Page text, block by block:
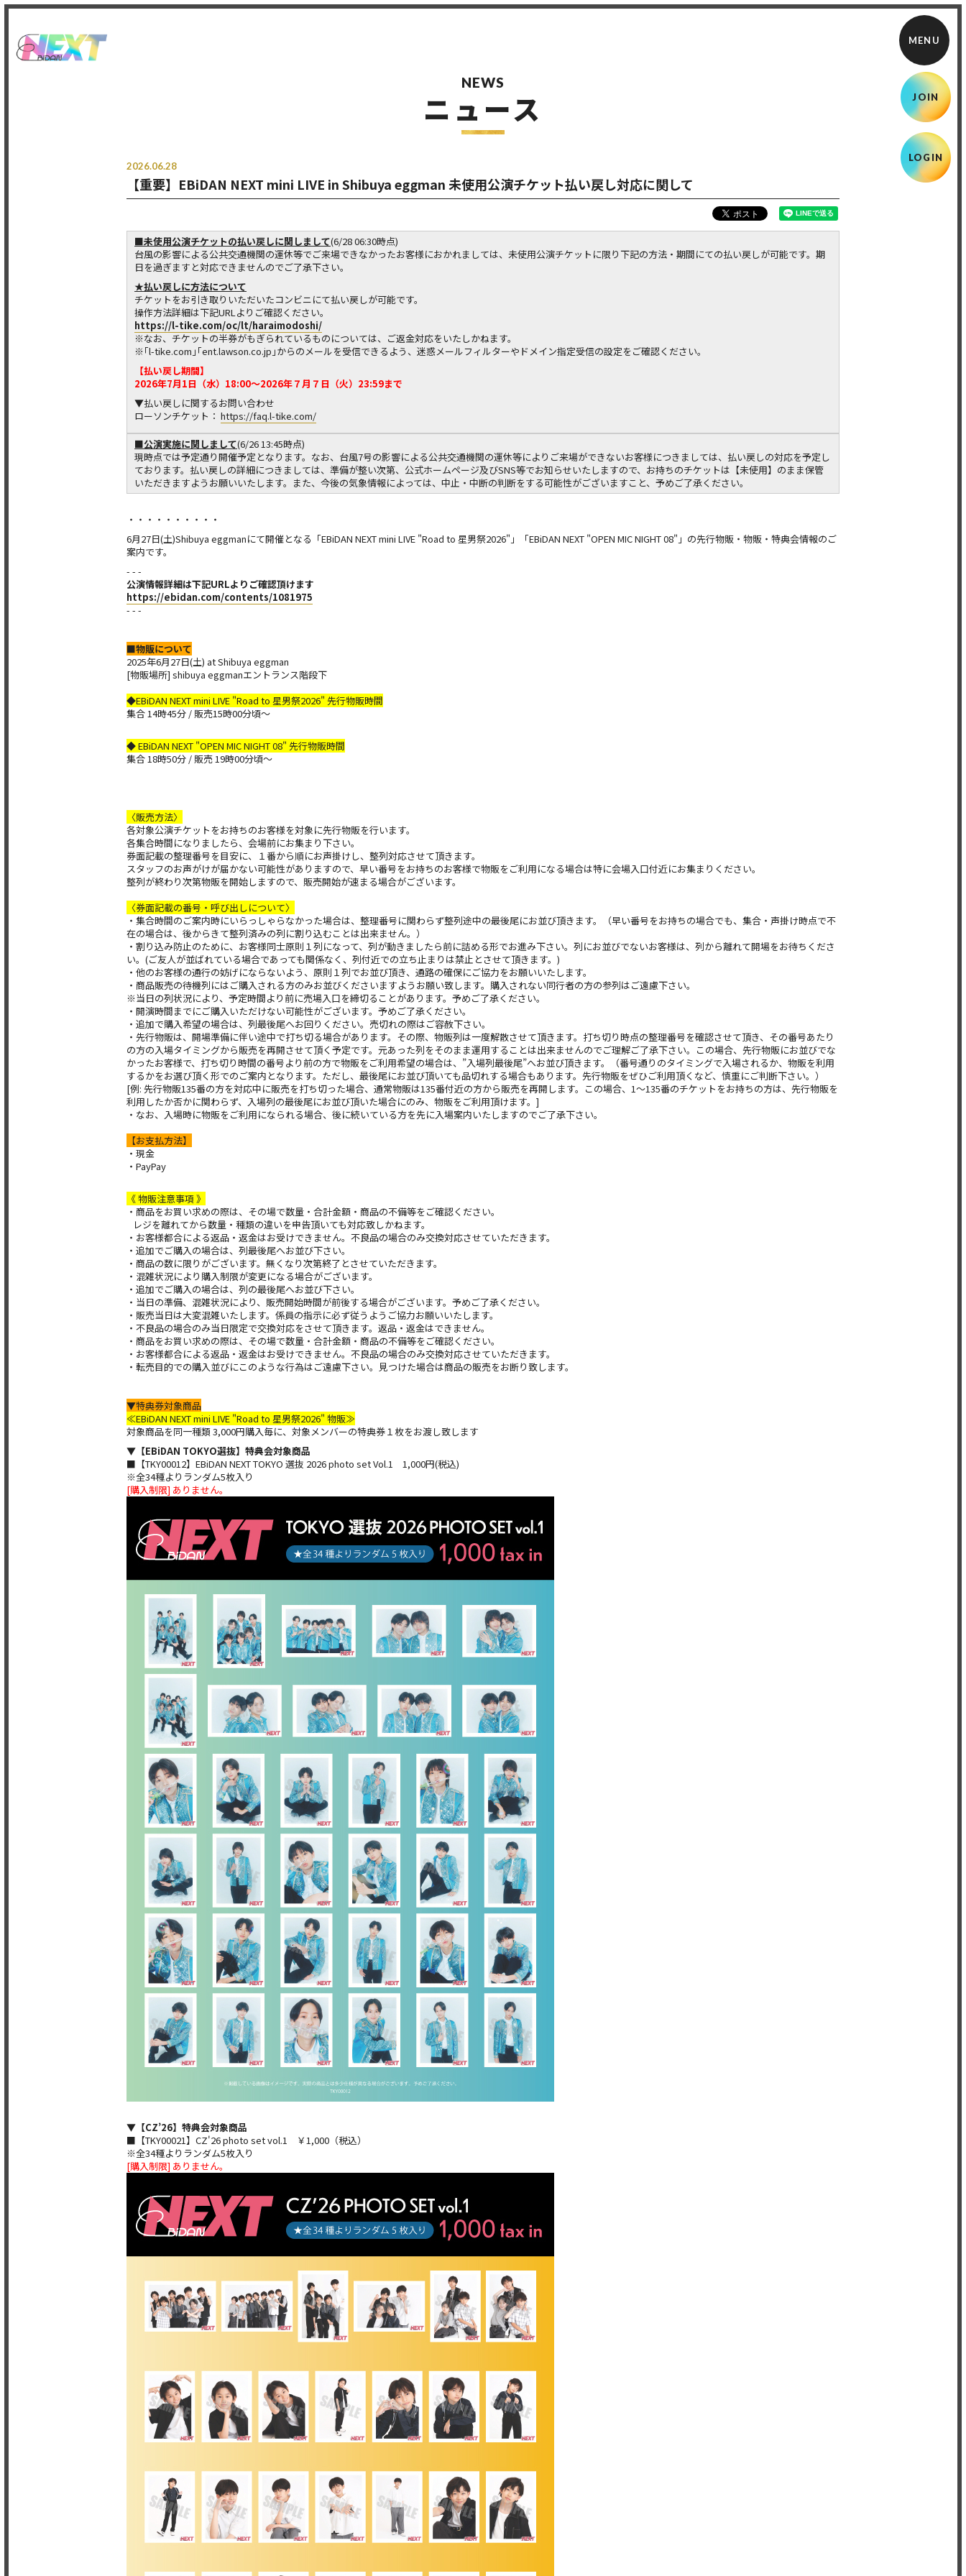
JOIN
LOGIN
NEWS
ニュース
2026.06.28
【重要】EBiDAN NEXT mini LIVE in Shibuya eggman 未使用公演チケット払い戻し対応に関して
■未使用公演チケットの払い戻しに関しまして(6/28 06:30時点)
台風の影響による公共交通機関の運休等でご来場できなかったお客様におかれましては、未使用公演チケットに限り下記の方法・期間にての払い戻しが可能です。期
日を過ぎますと対応できませんのでご了承下さい。
★払い戻しに方法について
チケットをお引き取りいただいたコンビニにて払い戻しが可能です。
操作方法詳細は下記URLよりご確認ください。
https://l-tike.com/oc/lt/haraimodoshi/
※なお、チケットの半券がもぎられているものについては、ご返金対応をいたしかねます。
※｢l-tike.com｣｢ent.lawson.co.jp｣からのメールを受信できるよう、迷惑メールフィルターやドメイン指定受信の設定をご確認ください。
【払い戻し期間】
2026年7月1日（水）18:00～2026年７月７日（火）23:59まで
▼払い戻しに関するお問い合わせ
ローソンチケット： https://faq.l-tike.com/
■公演実施に関しまして(6/26 13:45時点)
現時点では予定通り開催予定となります。なお、台風7号の影響による公共交通機関の運休等によりご来場ができないお客様につきましては、払い戻しの対応を予定し
ております。払い戻しの詳細につきましては、準備が整い次第、公式ホームページ及びSNS等でお知らせいたしますので、お持ちのチケットは【未使用】のまま保管
いただきますようお願いいたします。また、今後の気象情報によっては、中止・中断の判断をする可能性がございますこと、予めご了承ください。
・・・・・・・・・・
6月27日(土)Shibuya eggmanにて開催となる「EBiDAN NEXT mini LIVE "Road to 星男祭2026"」「EBiDAN NEXT "OPEN MIC NIGHT 08"」の先行物販・物販・特典会情報のご
案内です。
- - -
公演情報詳細は下記URLよりご確認頂けます
https://ebidan.com/contents/1081975
- - -
■物販について
2025年6月27日(土) at Shibuya eggman
[物販場所] shibuya eggmanエントランス階段下
◆EBiDAN NEXT mini LIVE "Road to 星男祭2026" 先行物販時間
集合 14時45分 / 販売15時00分頃～
◆ EBiDAN NEXT "OPEN MIC NIGHT 08" 先行物販時間
集合 18時50分 / 販売 19時00分頃～
〈販売⽅法〉
各対象公演チケットをお持ちのお客様を対象に先行物販を⾏います。
各集合時間になりましたら、会場前にお集まり下さい。
券⾯記載の整理番号を⽬安に、１番から順にお声掛けし、整列対応させて頂きます。
スタッフのお声がけが届かない可能性がありますので、早い番号をお持ちのお客様で物販をご利⽤になる場合は特に会場⼊⼝付近にお集まりください。
整列が終わり次第物販を開始しますので、販売開始が速まる場合がございます。
〈券⾯記載の番号・呼び出しについて〉
・集合時間のご案内時にいらっしゃらなかった場合は、整理番号に関わらず整列途中の最後尾にお並び頂きます。（早い番号をお持ちの場合でも、集合・声掛け時点で不
在の場合は、後からきて整列済みの列に割り込むことは出来ません。）
・割り込み防⽌のために、お客様同⼠原則１列になって、列が動きましたら前に詰める形でお進み下さい。列にお並びでないお客様は、列から離れて開場をお待ちくださ
い。(ご友⼈が並ばれている場合であっても関係なく、列付近での⽴ち⽌まりは禁⽌とさせて頂きます。)
・他のお客様の通⾏の妨げにならないよう、原則１列でお並び頂き、通路の確保にご協⼒をお願いいたします。
・商品販売の待機列にはご購⼊される⽅のみお並びくださいますようお願い致します。購⼊されない同⾏者の⽅の参列はご遠慮下さい。
※当⽇の列状況により、予定時間より前に売場⼊⼝を締切ることがあります。予めご了承ください。
・開演時間までにご購⼊いただけない可能性がございます。予めご了承ください。
・追加で購⼊希望の場合は、列最後尾へお回りください。売切れの際はご容赦下さい。
・先行物販は、開場準備に伴い途中で打ち切る場合があります。その際、物販列は一度解散させて頂きます。打ち切り時点の整理番号を確認させて頂き、その番号あたり
の方の入場タイミングから販売を再開させて頂く予定です。元あった列をそのまま運用することは出来ませんのでご理解ご了承下さい。この場合、先行物販にお並びでな
かったお客様で、打ち切り時間の番号より前の方で物販をご利用希望の場合は、”入場列最後尾”へお並び頂きます。（番号通りのタイミングで入場されるか、物販を利用
するかをお選び頂く形でのご案内となります。ただし、最後尾にお並び頂いても品切れする場合もあります。先行物販をぜひご利用頂くなど、慎重にご判断下さい。）
[例: 先行物販135番の方を対応中に販売を打ち切った場合、通常物販は135番付近の方から販売を再開します。この場合、1～135番のチケットをお持ちの方は、先行物販を
利用したか否かに関わらず、入場列の最後尾にお並び頂いた場合にのみ、物販をご利用頂けます。]
・なお、入場時に物販をご利用になられる場合、後に続いている方を先に入場案内いたしますのでご了承下さい。
【お支払方法】
・現金
・PayPay
《 物販注意事項 》
・商品をお買い求めの際は、その場で数量・合計⾦額・商品の不備等をご確認ください。
レジを離れてから数量・種類の違いを申告頂いても対応致しかねます。
・お客様都合による返品・返⾦はお受けできません。不良品の場合のみ交換対応させていただきます。
・追加でご購⼊の場合は、列最後尾へお並び下さい。
・商品の数に限りがございます。無くなり次第終了とさせていただきます。
・混雑状況により購⼊制限が変更になる場合がございます。
・追加でご購⼊の場合は、列の最後尾へお並び下さい。
・当⽇の準備、混雑状況により、販売開始時間が前後する場合がございます。予めご了承ください。
・販売当⽇は⼤変混雑いたします。係員の指⽰に必ず従うようご協⼒お願いいたします。
・不良品の場合のみ当⽇限定で交換対応をさせて頂きます。返品・返⾦はできません。
・商品をお買い求めの際は、その場で数量・合計⾦額・商品の不備等をご確認ください。
・お客様都合による返品・返⾦はお受けできません。不良品の場合のみ交換対応させていただきます。
・転売⽬的での購⼊並びにこのような⾏為はご遠慮下さい。⾒つけた場合は商品の販売をお断り致します。
▼特典券対象商品
≪EBiDAN NEXT mini LIVE "Road to 星男祭2026" 物販≫
対象商品を同一種類 3,000円購入毎に、対象メンバーの特典券１枚をお渡し致します
▼【EBiDAN TOKYO選抜】特典会対象商品
■【TKY00012】EBiDAN NEXT TOKYO 選抜 2026 photo set Vol.1 1,000円(税込)
※全34種よりランダム5枚入り
[購入制限] ありません。
▼【CZ’26】特典会対象商品
■【TKY00021】CZ'26 photo set vol.1 ￥1,000（税込）
※全34種よりランダム5枚入り
[購入制限] ありません。